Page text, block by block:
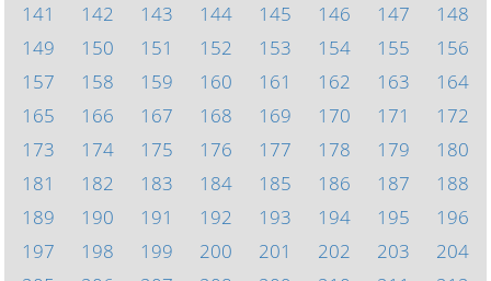
141
142 143 144 145 146 147
148
149
150 151 152 153 154 155
156
157
158 159 160 161 162 163
164
165
166 167 168 169 170 171
172
173
174 175 176 177 178 179
180
181
182 183 184 185 186 187
188
189
190 191 192 193 194 195
196
197
198 199 200 201 202 203
204